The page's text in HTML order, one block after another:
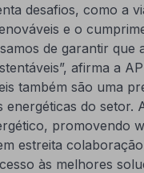
desafios, como a
e o
de garantir que
afirma a
também são uma
do setor.
promovendo
estreita
às melhores